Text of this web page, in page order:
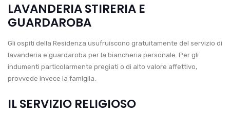
LAVANDERIA STIRERIA E
GUARDAROBA
Gli ospiti della Residenza usufruiscono gratuitamente del servizio di
lavanderia e guardaroba per la biancheria personale. Per gli
indumenti particolarmente pregiati o di alto valore affettivo,
provvede invece la famiglia.
IL SERVIZIO RELIGIOSO